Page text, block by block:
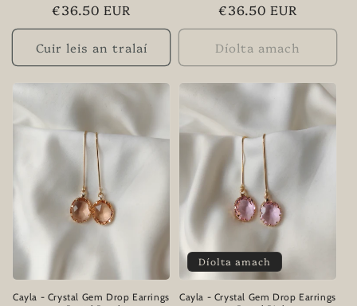
Praghas
rialta
€36.50 EUR
Cuir leis an tralaí
Praghas
rialta
€36.50 EUR
Díolta amach
Cayla - Crystal Gem Drop Earrings
Díolta amach
Cayla - Crystal Gem Drop Earrings